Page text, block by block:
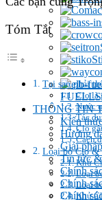
THÔNG TIN
Kiến
Hướng
Giải
Tin tức
Chính
Chính
Chính
Tóm Tắt
Tại sao phải
Clo là
Nước
Tác
Clo
Cách
Loại bỏ Clo &
Khử
Loại
Loại
Khử